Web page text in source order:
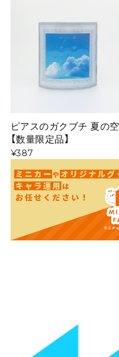
ピアスのガクブチ 夏の空
【数量限定品】
¥387